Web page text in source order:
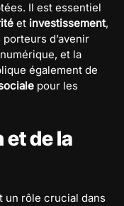
Il est essentiel
et investissement,
d’avenir
et la
également de
pour les
et de la
un rôle crucial dans